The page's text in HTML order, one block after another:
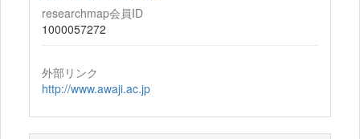
researchmap会員ID
1000057272
外部リンク
http://www.awaji.ac.jp